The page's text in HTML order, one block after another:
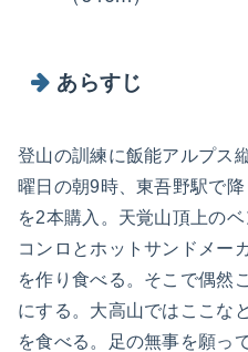
あらすじ
登山の訓練に飯能アルプス
曜日の朝9時、東吾野駅で
を2本購入。天覚山頂上の
コンロとホットサンドメー
を作り食べる。そこで偶然
にする。大高山ではここな
を食べる。足の無事を願っ